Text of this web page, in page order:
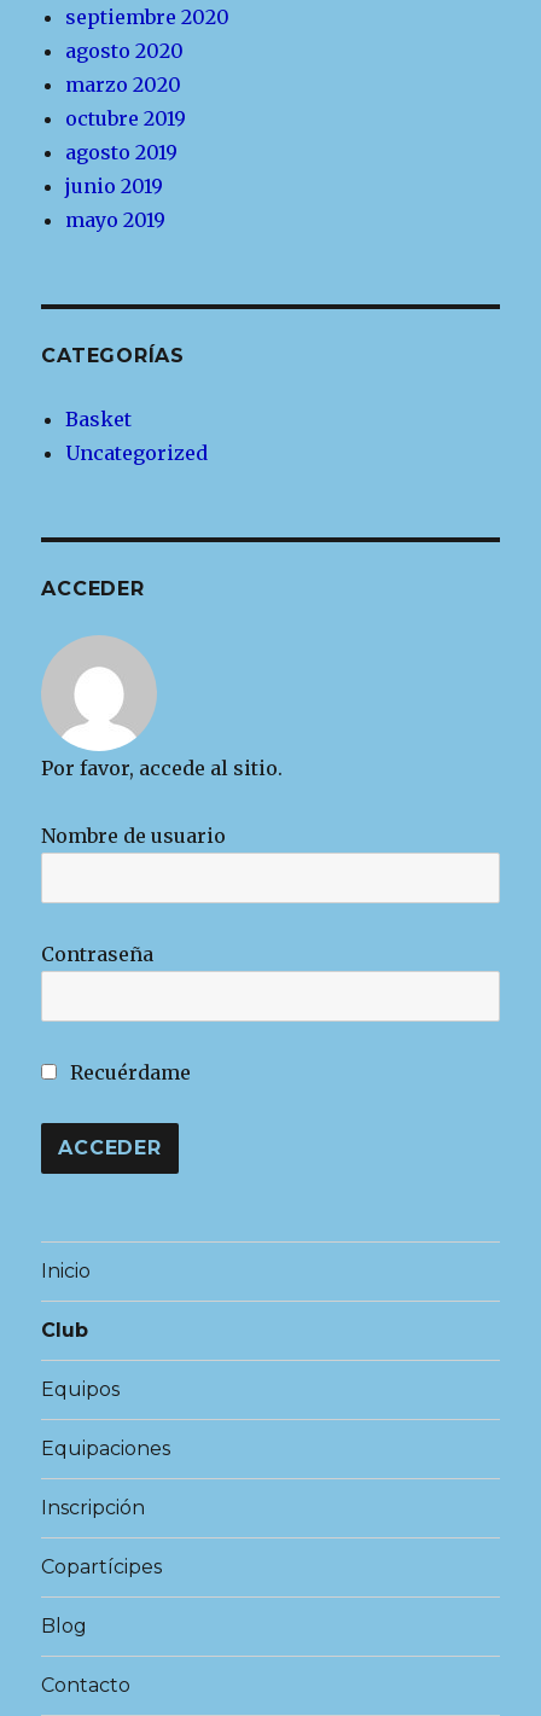
septiembre 2020
agosto 2020
marzo 2020
octubre 2019
agosto 2019
junio 2019
mayo 2019
CATEGORÍAS
Basket
Uncategorized
ACCEDER
Por favor, accede al sitio.
Nombre de usuario
Contraseña
Recuérdame
Inicio
Club
Equipos
Equipaciones
Inscripción
Copartícipes
Blog
Contacto